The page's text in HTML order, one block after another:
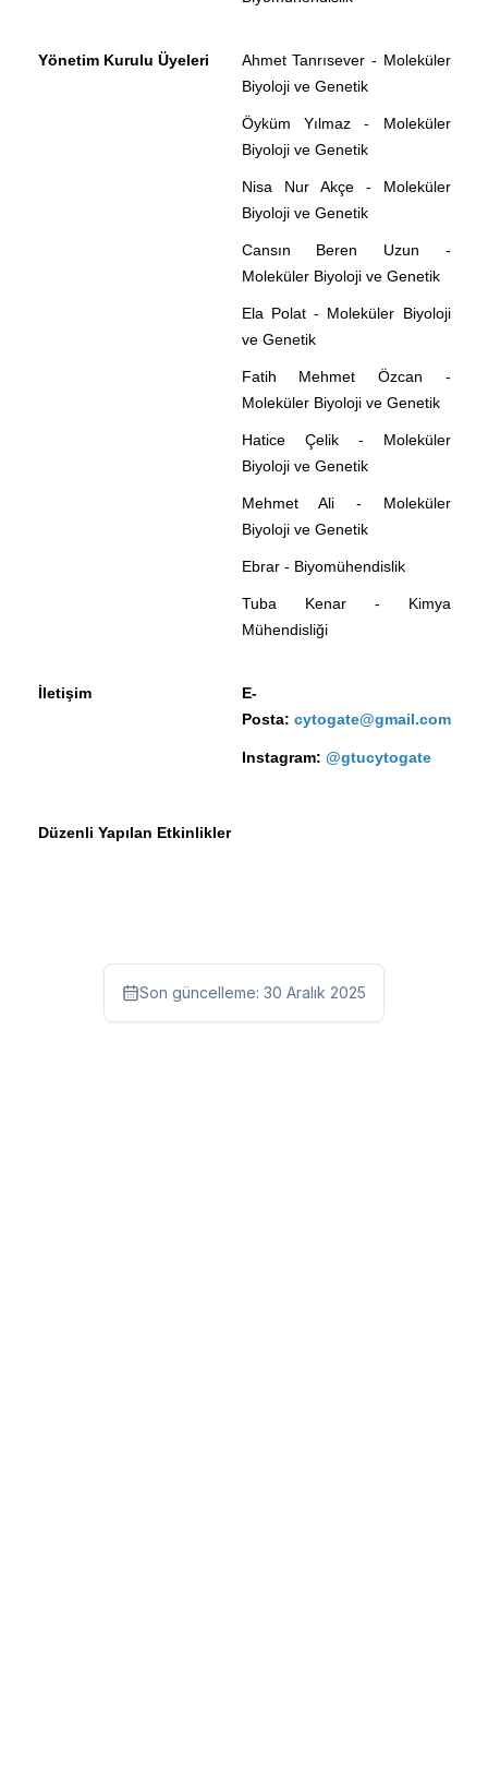
Yönetim Kurulu Üyeleri
Ahmet Tanrısever - Moleküler
Biyoloji ve Genetik
Öyküm Yılmaz - Moleküler
Biyoloji ve Genetik
Nisa Nur Akçe - Moleküler
Biyoloji ve Genetik
Cansın Beren Uzun -
Moleküler Biyoloji ve Genetik
Ela Polat - Moleküler Biyoloji
ve Genetik
Fatih Mehmet Özcan -
Moleküler Biyoloji ve Genetik
Hatice Çelik - Moleküler
Biyoloji ve Genetik
Mehmet Ali - Moleküler
Biyoloji ve Genetik
Ebrar - Biyomühendislik
Tuba Kenar - Kimya
Mühendisliği
İletişim
E-
Posta: cytogate@gmail.com
Instagram: @gtucytogate
Düzenli Yapılan Etkinlikler
Son güncelleme: 30 Aralık 2025